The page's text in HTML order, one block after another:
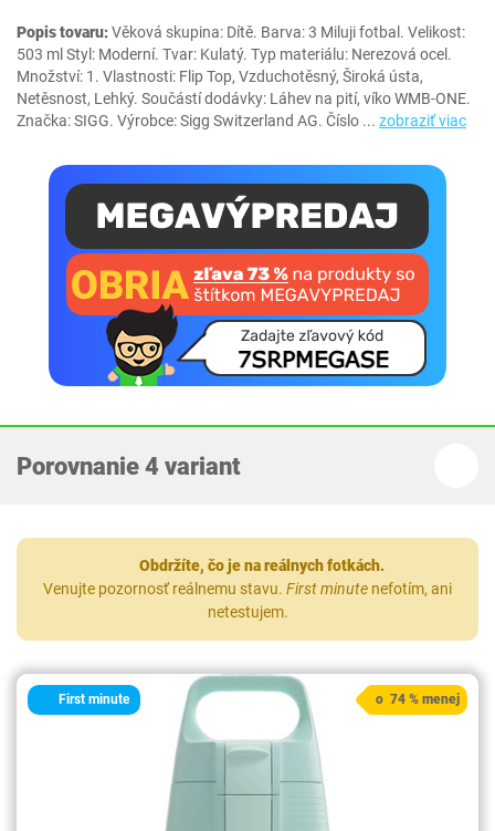
Popis tovaru:Věková skupina: Dítě. Barva: 3 Miluji fotbal. Velikost:
503 ml Styl: Moderní. Tvar: Kulatý. Typ materiálu: Nerezová ocel.
Množství: 1. Vlastnosti: Flip Top, Vzduchotěsný, Široká ústa,
Netěsnost, Lehký. Součástí dodávky: Láhev na pití, víko WMB-ONE.
Značka: SIGG. Výrobce: Sigg Switzerland AG. Číslo ... zobraziť viac
Porovnanie 4 variant
Obdržíte, čo je na reálnych fotkách.
Venujte pozornosť reálnemu stavu. First minute nefotím, ani
netestujem.
First minute o 74 % menej